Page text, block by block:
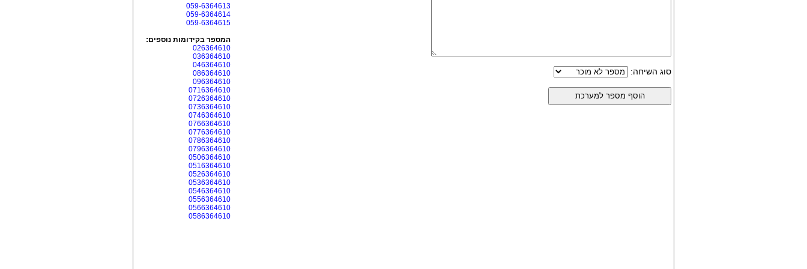
סוג השיחה:
059-6364613
059-6364614
059-6364615
המספר בקידומות נוספים:
026364610
036364610
046364610
086364610
096364610
0716364610
0726364610
0736364610
0746364610
0766364610
0776364610
0786364610
0796364610
0506364610
0516364610
0526364610
0536364610
0546364610
0556364610
0566364610
0586364610